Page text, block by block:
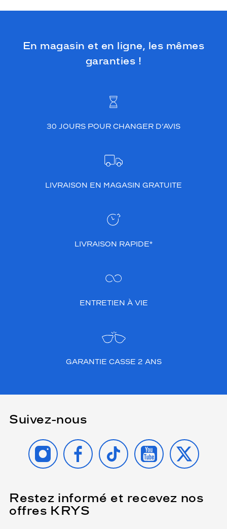
En magasin et en ligne, les mêmes
garanties !
30 JOURS POUR CHANGER D’AVIS
LIVRAISON EN MAGASIN GRATUITE
LIVRAISON RAPIDE*
ENTRETIEN À VIE
GARANTIE CASSE 2 ANS
Suivez-nous
INSTAGRAMFACEBOOK
TIKTOK YOUTUBE
X
Restez informé et recevez nos
offres KRYS
Name
(Ce
champ
est
obligatoire)